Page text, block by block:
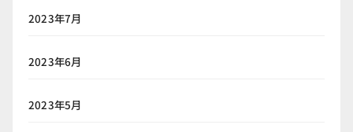
2023年7月
2023年6月
2023年5月